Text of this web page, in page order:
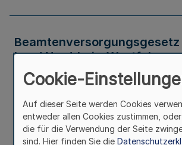
Land Nordrhein-Westfalen
LBeamtVG NRW)
In Kraft Seit 01. Juli 2016
Cookie-
Auf dieser Seite werden Cookies
entweder allen Cookies zustimmen, oder
die für die Verwendung der Seite
sind. Hier finden Sie die